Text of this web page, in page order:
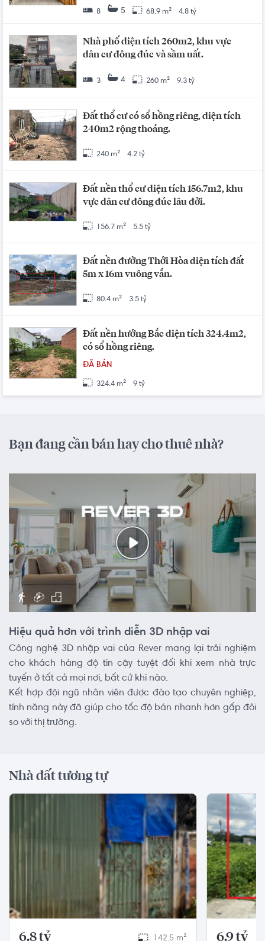
8 5 68.9 m² 4.8 tỷ
Nhà phố diện tích 260m2, khu vực
dân cư đông đúc và sầm uất.
3 4 260 m² 9.3 tỷ
Đất thổ cư có sổ hồng riêng, diện tích
240m2 rộng thoáng.
240 m² 4.2 tỷ
Đất nền thổ cư diện tích 156.7m2, khu
vực dân cư đông đúc lâu đời.
156.7 m² 5.5 tỷ
Đất nền đường Thới Hòa diện tích đất
5m x 16m vuông vắn.
80.4 m² 3.5 tỷ
Đất nền hướng Bắc diện tích 324.4m2,
có sổ hồng riêng.
ĐÃ BÁN
324.4 m² 9 tỷ
Bạn đang cần bán hay cho thuê nhà?
Hiệu quả hơn với trình diễn 3D nhập vai
Công nghệ 3D nhập vai của Rever mang lại trải nghiệm
cho khách hàng độ tin cậy tuyệt đối khi xem nhà trực
tuyến ở tất cả mọi nơi, bất cứ khi nào.
Kết hợp đội ngũ nhân viên được đào tạo chuyên nghiệp,
tính năng này đã giúp cho tốc độ bán nhanh hơn gấp đôi
so với thị trường.
Nhà đất tương tự
6.8 tỷ 142.5 m² 6.9 tỷ